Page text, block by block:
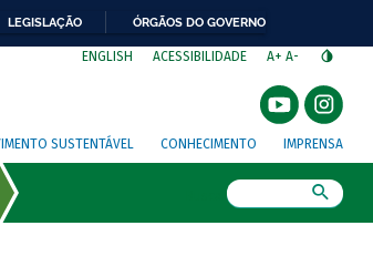
LEGISLAÇÃO ÓRGÃOS DO GOVERNO
ENGLISH ACESSIBILIDADE A+ A-
SUSTENTÁVEL CONHECIMENTO IMPRENSA